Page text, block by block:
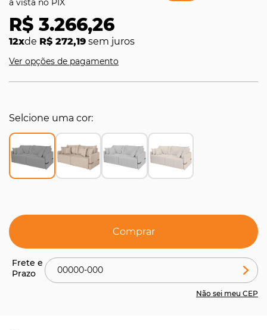
R$ 3.266,26
12xde R$ 272,19 sem juros
Ver opções de pagamento
Selcione uma cor
Comprar
Não sei meu CEP